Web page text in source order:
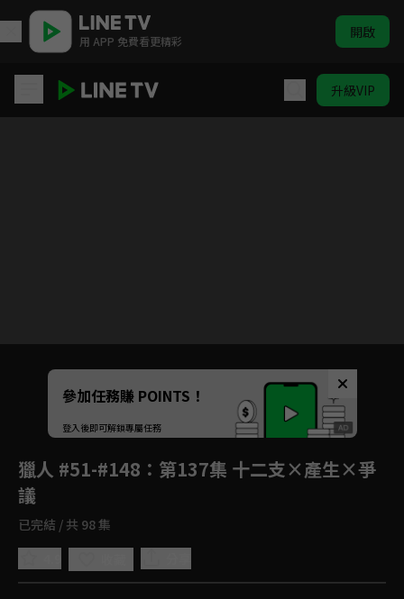
用 APP 免費看更精彩 開啟
升級VIP
Unmute
如有不便請見諒
參加任務賺 POINTS！
登入後即可解鎖專屬任務
獵人 #51-#148 ：第137集 十二支×產生×爭
議
已完結 / 共 98 集